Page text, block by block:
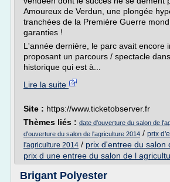
Amoureux de Verdun, une plongée
tranchées de la Première Guerre
garanties !
L'année dernière, le parc avait encore
proposant un parcours / spectacle
historique qui est à...
Lire la suite
Site : https://www.ticketobserver.fr
Thèmes liés : date d'ouverture du salon de
d'ouverture du salon de l'agriculture 2014 / prix
l'agriculture 2014 / prix d'entree du salon
prix d une entree du salon de l
Brigant Polyester